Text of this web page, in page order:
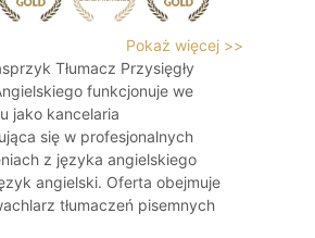
Pokaż więcej >>
Tłumacz Przysięgły
funkcjonuje we
jako kancelaria
się w profesjonalnych
z języka angielskiego
angielski. Oferta obejmuje
tłumaczeń pisemnych